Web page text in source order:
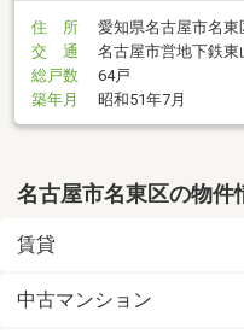
住 所
愛知県名古屋市名東
交 通
名古屋市営地下鉄東
総戸数
64戸
築年月
昭和51年7月
名古屋市名東区の物件
賃貸
中古マンション